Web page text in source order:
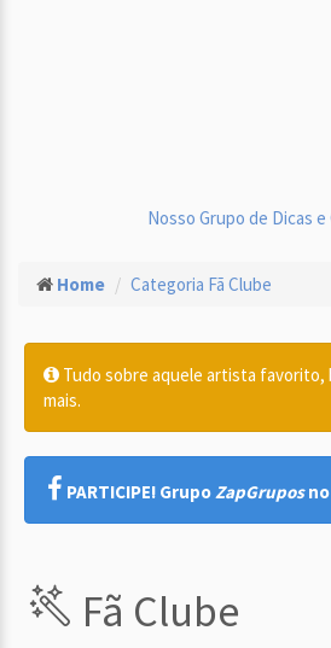
Nosso Grupo de Dicas
Home Categoria Fã Clube
Tudo sobre aquele artista favorito,
mais.
PARTICIPE! GrupoZapGruposno
Fã Clube